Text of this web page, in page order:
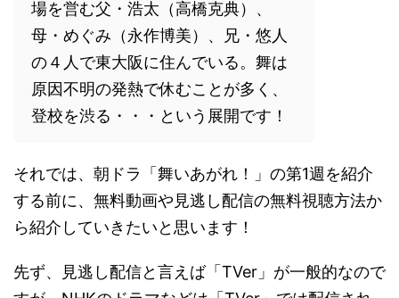
場を営む父・浩太（高橋克典）、
母・めぐみ（永作博美）、兄・悠人
の４人で東大阪に住んでいる。舞は
原因不明の発熱で休むことが多く、
登校を渋る・・・という展開です！
それでは、朝ドラ「舞いあがれ！」の第1週を紹介
する前に、無料動画や見逃し配信の無料視聴方法か
ら紹介していきたいと思います！
先ず、見逃し配信と言えば「TVer」が一般的なので